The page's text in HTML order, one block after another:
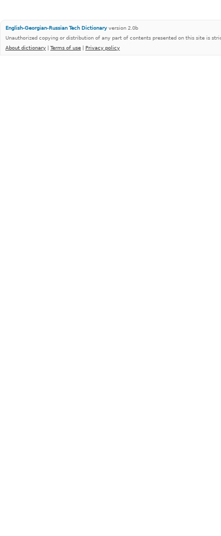
English-Georgian-Russian Tech Dictionary version 2.0b
Unauthorized copying or distribution of any part of contents presented on this site is
About dictionary | Terms of use | Privacy policy